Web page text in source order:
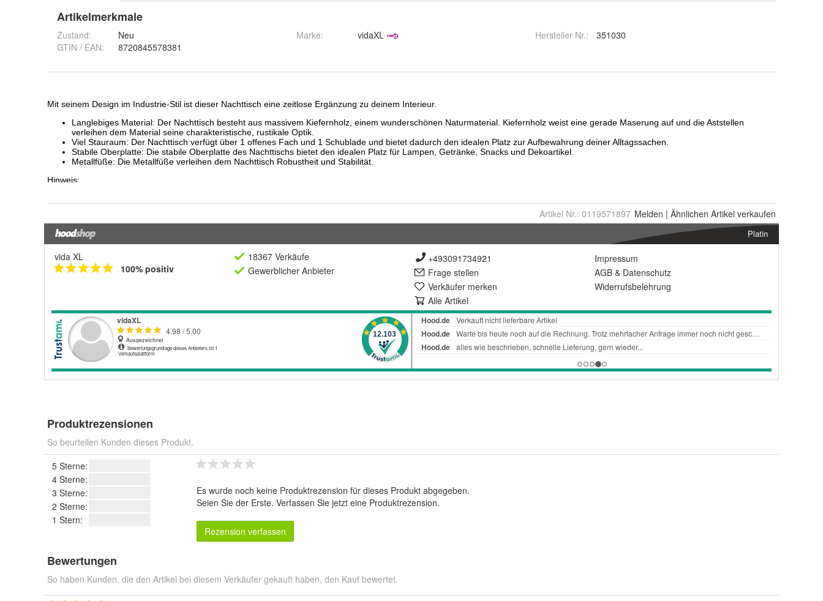
Artikelmerkmale
Zustand:
Neu
GTIN / EAN:
8720845578381
Marke: vidaXL Hersteller Nr.: 351030
Artikel Nr.: 0119571897 Melden | Ähnlichen Artikel verkaufen
Platin
vida XL
100% positiv
18367 Verkäufe
Gewerblicher Anbieter
+493091734921
Frage stellen
Verkäufer merken
Alle Artikel
Impressum
AGB & Datenschutz
Widerrufsbelehrung
Produktrezensionen
So beurteilen Kunden dieses Produkt.
5 Sterne:
4 Sterne:
3 Sterne:
2 Sterne:
1 Stern:
Es wurde noch keine Produktrezension für dieses Produkt abgegeben.
Seien Sie der Erste. Verfassen Sie jetzt eine Produktrezension.
Rezension verfassen
Bewertungen
So haben Kunden, die den Artikel bei diesem Verkäufer gekauft haben, den Kauf bewertet.